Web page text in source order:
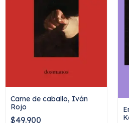
Carne de caballo, Iván
Rojo
$49.900